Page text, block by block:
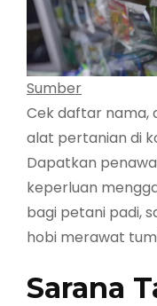
Sumber
Cek daftar nama,
alat pertanian di
Dapatkan
keperluan
bagi petani padi,
hobi merawat
Sarana